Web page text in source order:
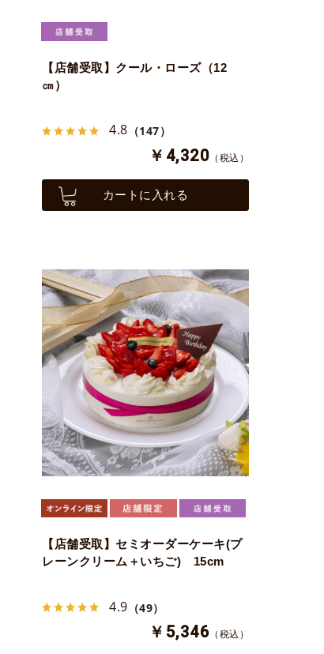
【店舗受取】クール・ローズ（12
㎝）
4.8 （147）
￥4,320 （税込）
カートに入れる
【店舗受取】セミオーダーケーキ(プ
レーンクリーム＋いちご) 15cm
4.9 （49）
￥5,346 （税込）